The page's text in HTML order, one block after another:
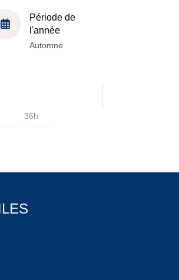
Période de
l'année
Automne
36h